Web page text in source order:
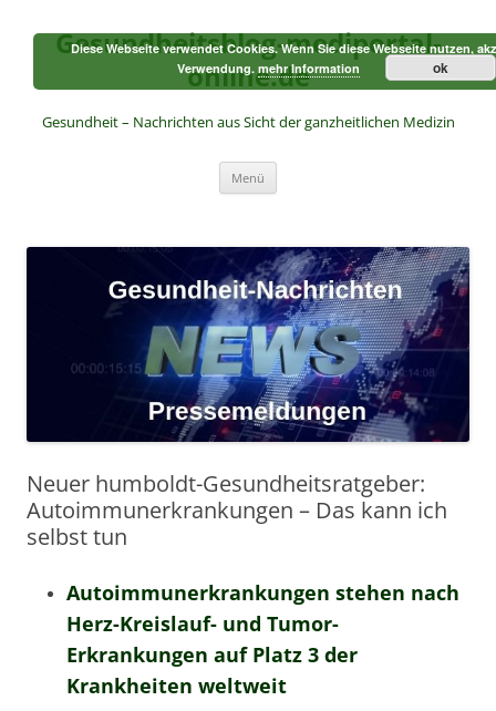
springen
Gesundheitsblog-mediportal-
online.de
Gesundheit – Nachrichten aus Sicht der ganzheitlichen Medizin
Menü
Neuer humboldt-Gesundheitsratgeber:
Autoimmunerkrankungen – Das kann ich
selbst tun
Autoimmunerkrankungen stehen nach
Herz-Kreislauf- und Tumor-
Erkrankungen auf Platz 3 der
Krankheiten weltweit
Diese Webseite verwendet Cookies. Wenn Sie diese Webseite nutzen,
Verwendung. mehr Information ok